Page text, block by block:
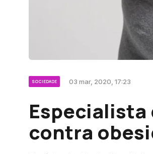
SOCIEDADE 03 mar, 2020, 17:23
Especialista
contra